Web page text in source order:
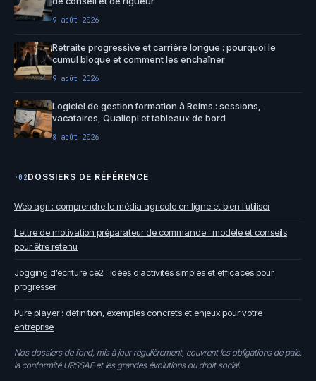
9 août 2026
Retraite progressive et carrière longue : pourquoi le
cumul bloque et comment les enchaîner
9 août 2026
Logiciel de gestion formation à Reims : sessions,
vacataires, Qualiopi et tableaux de bord
8 août 2026
·02DOSSIERS DE RÉFÉRENCE
Web agri : comprendre le média agricole en ligne et bien l’utiliser
Lettre de motivation préparateur de commande : modèle et conseils
pour être retenu
Jogging d’écriture ce2 : idées d’activités simples et efficaces pour
progresser
Pure player : définition, exemples concrets et enjeux pour votre
entreprise
Nos dossiers de fond, mis à jour régulièrement, couvrent les obligations de paie,
la conformité URSSAF et les grandes évolutions du droit social.